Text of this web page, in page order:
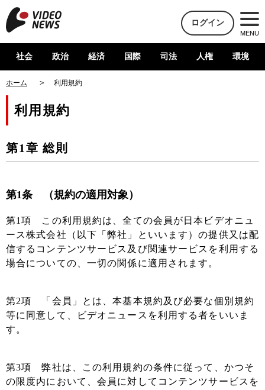
ログイン
MENU
社会 政治 経済 国際 司法 人権 環境
ホーム 利用規約
利用規約
第1章 総則
第1条 （規約の適用対象）
第1項 この利用規約は、全ての会員が日本ビデオニュ
ース株式会社（以下「弊社」といいます）の提供又は配
信するコンテンツサービス及び関連サービスを利用する
場合についての、一切の関係に適用されます。
第2項 「会員」とは、本基本規約及び必要な個別規約
等に同意して、ビデオニュースを利用する者をいいま
す。
第3項 弊社は、この利用規約の条件に従って、かつそ
の限度内において、会員に対してコンテンツサービスを